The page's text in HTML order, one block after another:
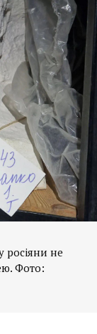
росіяни не
Фото: